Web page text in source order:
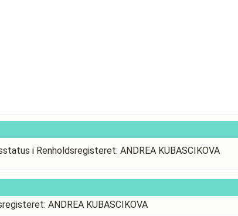
i Renholdsregisteret: ANDREA KUBASCIKOVA
ANDREA KUBASCIKOVA